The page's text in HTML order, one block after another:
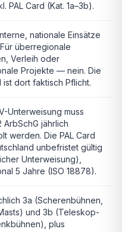
PAL Card (Kat. 1a–3b).
nationale Einsätze
überregionale
Verleih oder
Projekte — nein. Die
ist dort faktisch Pflicht.
Unterweisung muss
ArbSchG jährlich
werden. Die PAL Card
unbefristet gültig
Unterweisung),
5 Jahre (ISO 18878).
3a (Scherenbühnen,
und 3b (Teleskop-
plus